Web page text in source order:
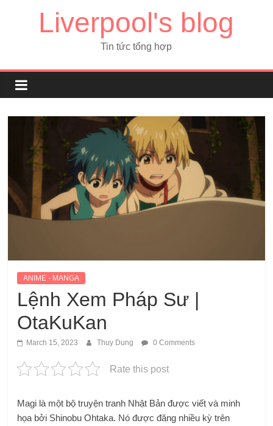
Liverpool's blog
Tin tức tổng hợp
ANIME - MANGA
Lệnh Xem Pháp Sư |
OtaKuKan
March 15, 2023 Thuy Dung 0 Comments
Rate this post
Magi là một bộ truyện tranh Nhật Bản được viết và minh
họa bởi Shinobu Ohtaka. Nó được đăng nhiều kỳ trên